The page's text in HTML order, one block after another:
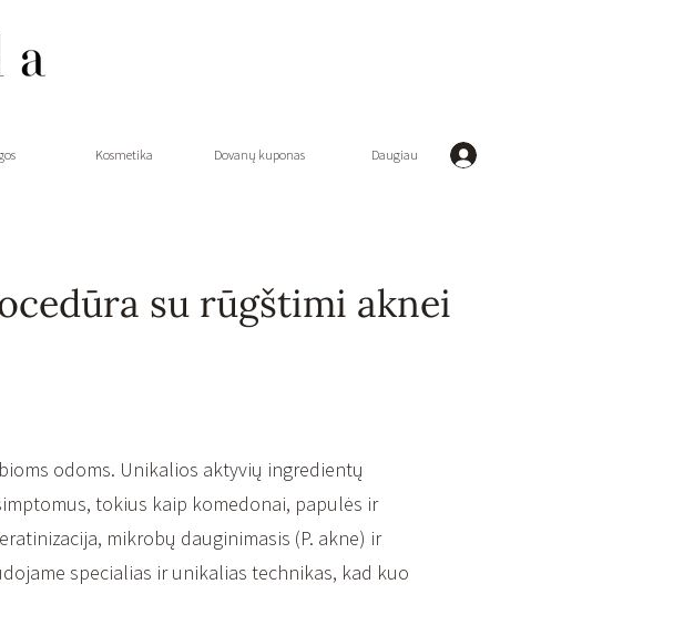
Kosmetika Dovanų kuponas Daugiau
su rūgštimi aknei
odoms. Unikalios aktyvių ingredientų
tokius kaip komedonai, papulės ir
mikrobų dauginimasis (P. akne) ir
specialias ir unikalias technikas, kad kuo